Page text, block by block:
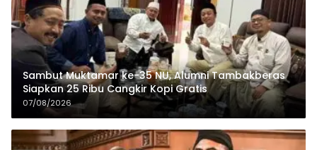
Sambut Muktamar ke-35 NU, Alumni Tambakberas
Siapkan 25 Ribu Cangkir Kopi Gratis
07/08/2026